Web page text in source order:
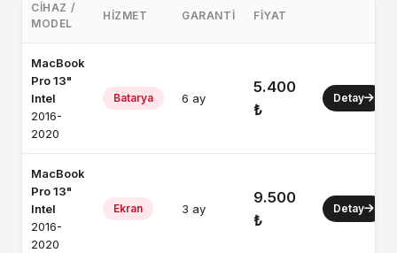
CIHAZ /
MODEL
HIZMET GARANTI FIYAT
MacBook
Pro 13"
Intel
2016-
2020
Batarya 6 ay
5.400
₺
Detay
MacBook
Pro 13"
Intel
2016-
2020
Ekran 3 ay
9.500
₺
Detay